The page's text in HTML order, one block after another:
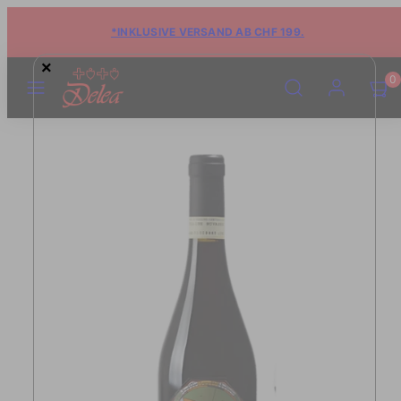
*INKLUSIVE VERSAND AB CHF 199.
MENÜ SUCHE KONTO
(0)
(0)
0
×